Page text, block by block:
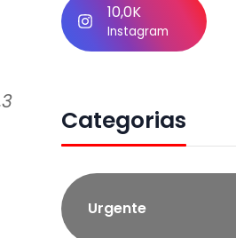
10,0K
Instagram
Categorias
Urgente